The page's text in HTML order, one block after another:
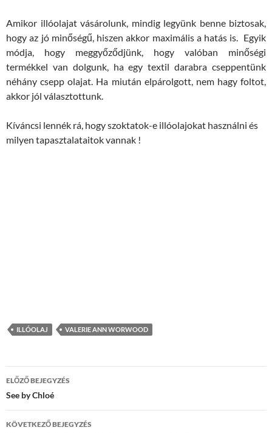
Amikor illóolajat vásárolunk, mindig legyünk benne biztosak,
hogy az jó minőségű, hiszen akkor maximális a hatás is. Egyik
módja, hogy meggyőződjünk, hogy valóban minőségi
termékkel van dolgunk, ha egy textil darabra cseppentünk
néhány csepp olajat. Ha miután elpárolgott, nem hagy foltot,
akkor jól választottunk.
Kíváncsi lennék rá, hogy szoktatok-e illóolajokat használni és
milyen tapasztalataitok vannak !
ILLÓOLAJ VALERIE ANN WORWOOD
Bejegyzés
navigáció
ELŐZŐ BEJEGYZÉS
See by Chloé
KÖVETKEZŐ BEJEGYZÉS